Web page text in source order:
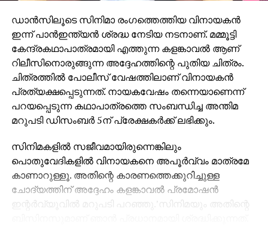
കസ്റ്റംസിനൊപ്പം ഇഡിയും കേസില്‍ അന്വേഷണം
തുടരുകയാണ്.
ഡാന്‍സിലൂടെ സിനിമാ രംഗത്തെത്തിയ വിനായകന്‍
ഇന്ന് പാന്‍ഇന്ത്യന്‍ ശ്രദ്ധ നേടിയ നടനാണ്. മമ്മൂട്ടി
കേന്ദ്രകഥാപാത്രമായി എത്തുന്ന കളങ്കാവല്‍ ആണ്
റിലീസിനൊരുങ്ങുന്ന അദ്ദേഹത്തിന്റെ പുതിയ ചിത്രം.
ചിത്രത്തില്‍ പോലീസ് വേഷത്തിലാണ് വിനായകന്‍
പ്രത്യക്ഷപ്പെടുന്നത്. നായകവേഷം തന്നെയാണെന്ന്
പറയപ്പെടുന്ന കഥാപാത്രത്തെ സംബന്ധിച്ച അന്തിമ
മറുപടി ഡിസംബര്‍ 5ന് പ്രേക്ഷകര്‍ക്ക് ലഭിക്കും.
സിനിമകളില്‍ സജീവമായിരുന്നെങ്കിലും
പൊതുവേദികളില്‍ വിനായകനെ അപൂര്‍വ്വം മാത്രമേ
കാണാറുള്ളൂ. അതിന്റെ കാരണത്തെക്കുറിച്ചുള്ള
ചോദ്യത്തിന് അദ്ദേഹം കളങ്കാവല്‍ പ്രമോഷന്‍
ഇന്റര്‍വ്യൂവില്‍ മറുപടി പറഞ്ഞു.’സിനിമയും അതിന്റെ